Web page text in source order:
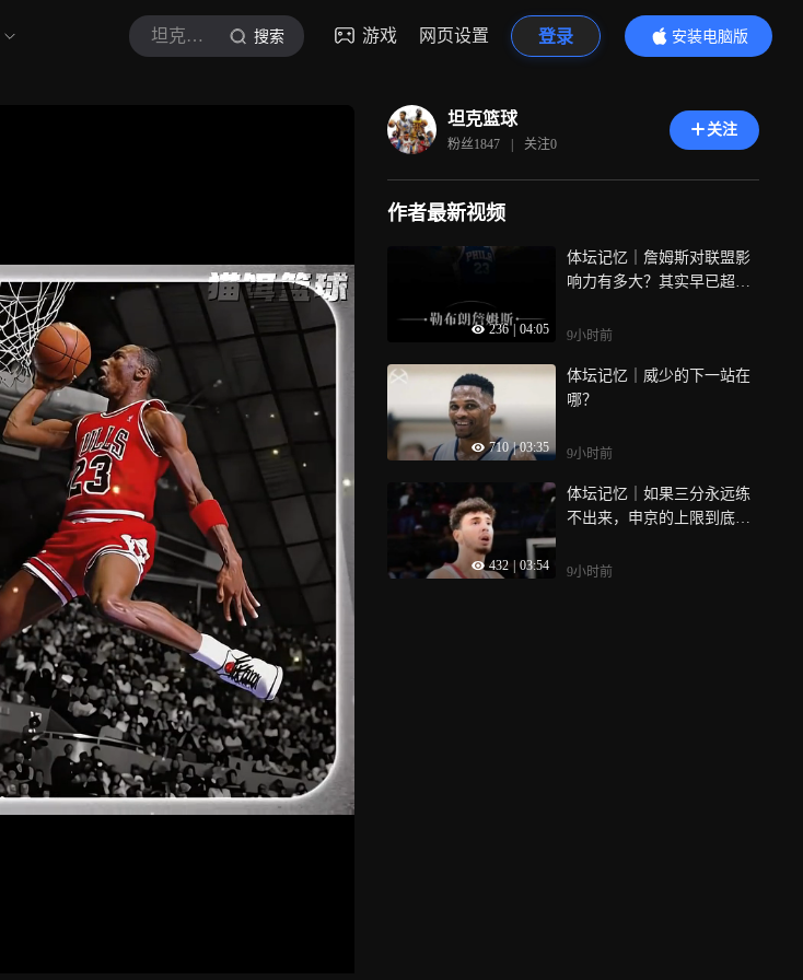
坦克篮球 搜索 游戏 网页设置 登录
安装电脑版
内容更精彩
坦克篮球
粉丝1847 | 关注0
关注
作者最新视频
236 04:05
体坛记忆｜詹姆斯对联盟影
响力有多大？其实早已超越
9小时前
710 | 03:35
体坛记忆｜威少的下一站在
哪？
9小时前
432 03:54
体坛记忆｜如果三分永远练
不出来，申京的上限到底在
9小时前